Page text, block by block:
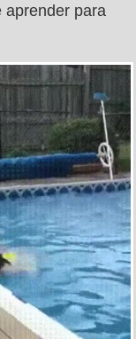
aprender para